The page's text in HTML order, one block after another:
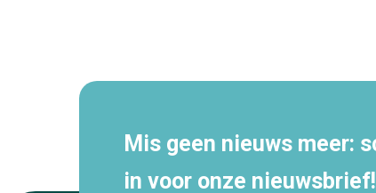
Mis geen nieuws meer:
in voor onze nieuwsbrief!